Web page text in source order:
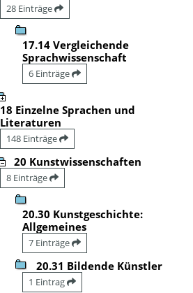
28 Einträge
17.14 Vergleichende
Sprachwissenschaft
6 Einträge
18 Einzelne Sprachen und
Literaturen
148 Einträge
20 Kunstwissenschaften
8 Einträge
20.30 Kunstgeschichte:
Allgemeines
7 Einträge
20.31 Bildende Künstler
1 Eintrag